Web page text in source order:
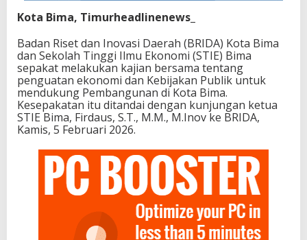
Kota Bima, Timurheadlinenews_
Badan Riset dan Inovasi Daerah (BRIDA) Kota Bima
dan Sekolah Tinggi Ilmu Ekonomi (STIE) Bima
sepakat melakukan kajian bersama tentang
penguatan ekonomi dan Kebijakan Publik untuk
mendukung Pembangunan di Kota Bima.
Kesepakatan itu ditandai dengan kunjungan ketua
STIE Bima, Firdaus, S.T., M.M., M.Inov ke BRIDA,
Kamis, 5 Februari 2026.